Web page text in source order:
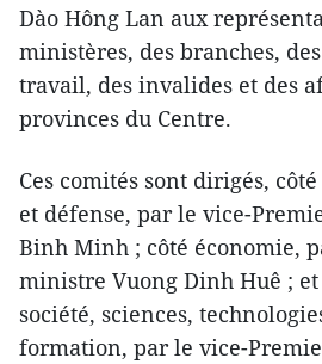
Dào Hông Lan aux
ministères, des branches,
travail, des invalides et des
provinces du Centre.
Ces comités sont dirigés,
et défense, par le vice-
Binh Minh ; côté économie,
ministre Vuong Dinh Huê ;
société, sciences,
formation, par le vice-